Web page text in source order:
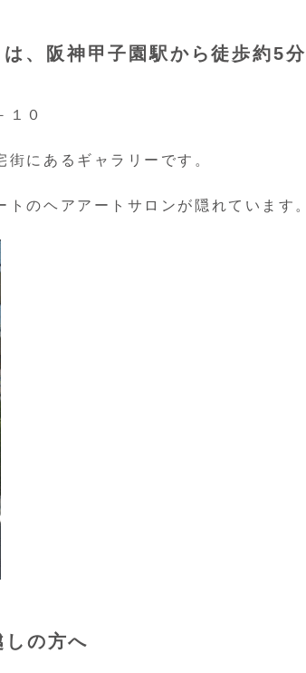
阪神甲子園駅から徒歩約5分
１０
にあるギャラリーです。
のヘアアートサロンが隠れています。
しの方へ